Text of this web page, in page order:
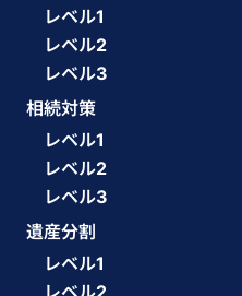
レベル1
レベル2
レベル3
相続対策
レベル1
レベル2
レベル3
遺産分割
レベル1